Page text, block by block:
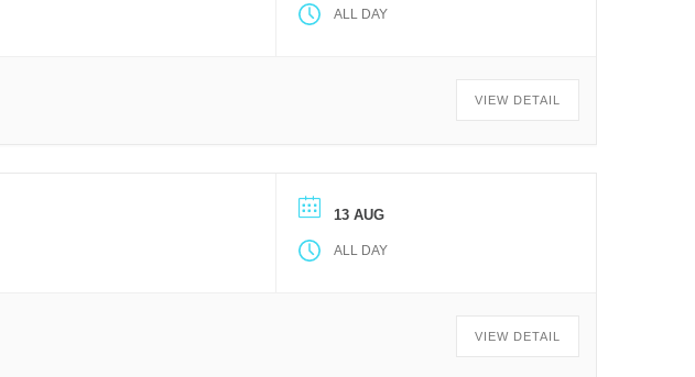
ALL DAY
VIEW DETAIL
13 AUG
ALL DAY
VIEW DETAIL